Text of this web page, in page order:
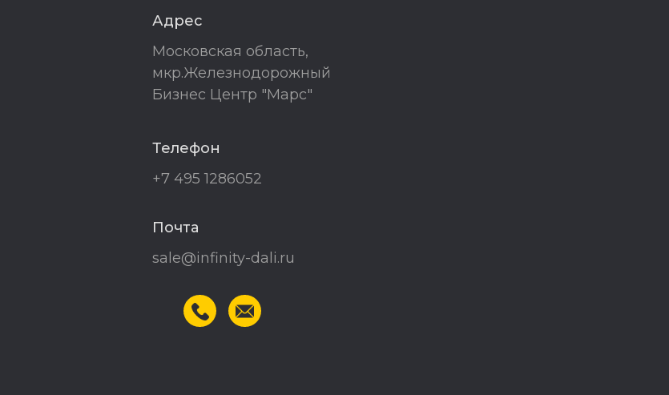
Адрес
Московская область,
мкр.Железнодорожный
Бизнес Центр "Марс"
Телефон
+7 495 1286052
Почта
sale@infinity-dali.ru